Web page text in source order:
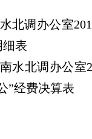
北调办公室
细表
水北调办公室
”经费决算表